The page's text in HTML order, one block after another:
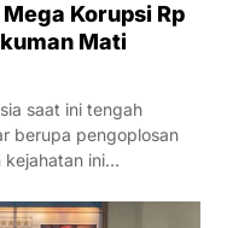
Korupsi Rp
Mati
saat ini tengah
berupa pengoplosan
kejahatan ini…